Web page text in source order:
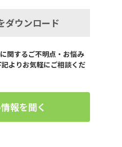
ダウンロード
関するご不明点・お悩み
よりお気軽にご相談くだ
報を聞く